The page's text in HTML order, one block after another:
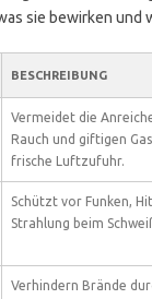
sie bewirken und
BESCHREIBUNG
Vermeidet die
Rauch und giftigen
frische Luftzufuhr.
Schützt vor Funken,
Strahlung beim
Verhindern Brände